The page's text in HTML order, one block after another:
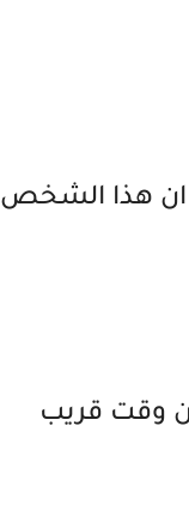
ان هذا الشخص
عن وقت قريب